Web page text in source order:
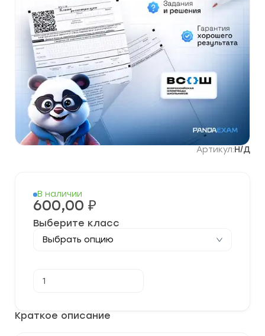
Артикул:Н/Д
Краткое описание
В наличии
600,00 ₽
Выберите класс
товара
этап
ВСОШ